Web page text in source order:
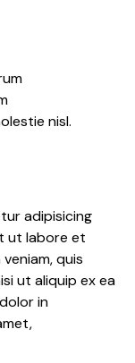
nisl.
adipisicing
ut labore et
quis
ut aliquip ex ea
in